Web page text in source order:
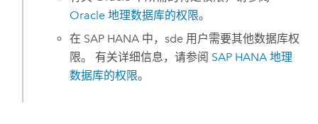
Oracle 地理数据库的权限。
在 SAP HANA 中，sde 用户需要其他数据库权
限。 有关详细信息，请参阅 SAP HANA 地理
数据库的权限。